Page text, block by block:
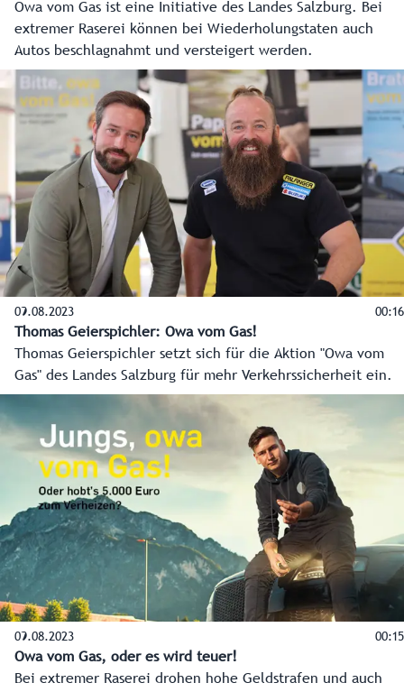
Owa vom Gas ist eine Initiative des Landes Salzburg. Bei
extremer Raserei können bei Wiederholungstaten auch
Autos beschlagnahmt und versteigert werden.
09.08.2023 00:16
Thomas Geierspichler: Owa vom Gas!
Thomas Geierspichler setzt sich für die Aktion "Owa vom
Gas" des Landes Salzburg für mehr Verkehrssicherheit ein.
09.08.2023 00:15
Owa vom Gas, oder es wird teuer!
Bei extremer Raserei drohen hohe Geldstrafen und auch